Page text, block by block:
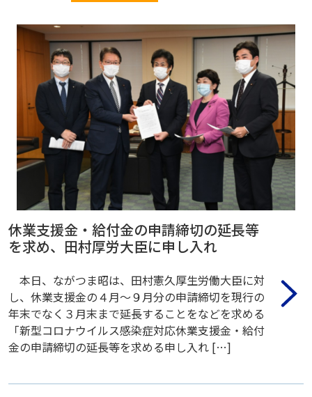
休業支援金・給付金の申請締切の延長等
を求め、田村厚労大臣に申し入れ
本日、ながつま昭は、田村憲久厚生労働大臣に対
し、休業支援金の４月〜９月分の申請締切を現行の
年末でなく３月末まで延長することをなどを求める
「新型コロナウイルス感染症対応休業支援金・給付
金の申請締切の延長等を求める申し入れ […]